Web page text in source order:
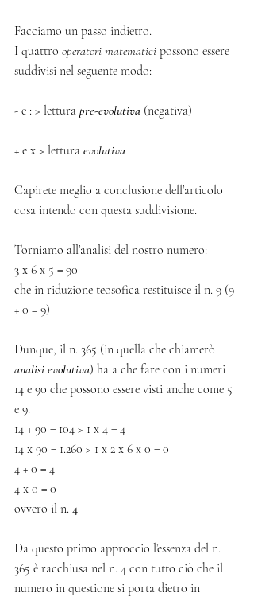
Facciamo un passo indietro.
I quattro operatori matematici possono essere
suddivisi nel seguente modo:
- e : > lettura pre-evolutiva (negativa)
+ e x > lettura evolutiva
Capirete meglio a conclusione dell’articolo
cosa intendo con questa suddivisione.
Torniamo all’analisi del nostro numero:
3 x 6 x 5 = 90
che in riduzione teosofica restituisce il n. 9 (9
+ 0 = 9)
Dunque, il n. 365 (in quella che chiamerò
analisi evolutiva) ha a che fare con i numeri
14 e 90 che possono essere visti anche come 5
e 9.
14 + 90 = 104 > 1 x 4 = 4
14 x 90 = 1.260 > 1 x 2 x 6 x 0 = 0
4 + 0 = 4
4 x 0 = 0
ovvero il n. 4
Da questo primo approccio l’essenza del n.
365 è racchiusa nel n. 4 con tutto ciò che il
numero in questione si porta dietro in